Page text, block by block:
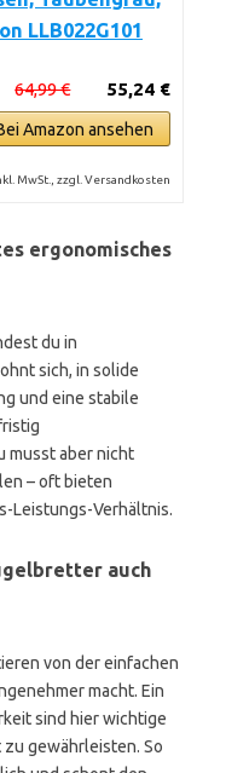
LLB022G101
55,24 €
64,99 €
Amazon ansehen
MwSt., zzgl. Versandkosten
ergonomisches
du in
sich, in solide
und eine stabile
musst aber nicht
– oft bieten
Leistungs-Verhältnis.
auch
von der einfachen
macht. Ein
sind hier wichtige
gewährleisten. So